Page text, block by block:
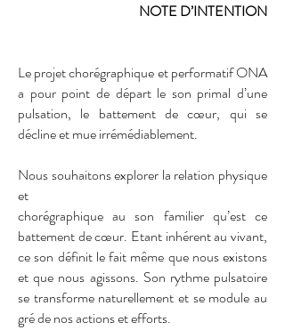
NOTE D’INTENTION
Le projet chorégraphique et performatif ONA
a pour point de départ le son primal d’une
pulsation, le battement de cœur, qui se
décline et mue irrémédiablement.
Nous souhaitons explorer la relation physique
et
chorégraphique au son familier qu’est ce
battement de cœur. Etant inhérent au vivant,
ce son définit le fait même que nous existons
et que nous agissons. Son rythme pulsatoire
se transforme naturellement et se module au
gré de nos actions et efforts.